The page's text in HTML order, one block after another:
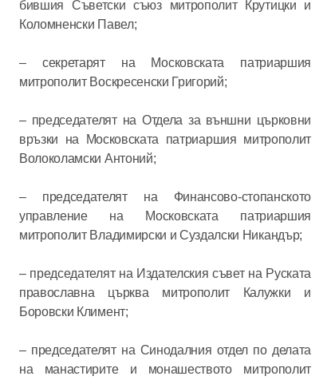
бившия Съветски съюз митрополит Крутицки и
Коломненски Павел;
– секретарят на Московската патриаршия
митрополит Воскресенски Григорий;
– председателят на Отдела за външни църковни
връзки на Московската патриаршия митрополит
Волоколамски Антоний;
– председателят на Финансово-стопанското
управление на Московската патриаршия
митрополит Владимирски и Суздалски Никандър;
– председателят на Издателския съвет на Руската
православна църква митрополит Калужки и
Боровски Климент;
– председателят на Синодалния отдел по делата
на манастирите и монашеството митрополит